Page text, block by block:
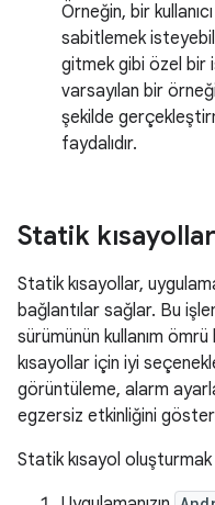
Örneğin, bir
sabitlemek
gitmek gibi özel bir
varsayılan bir
şekilde
faydalıdır.
Statik
Statik kısayollar,
bağlantılar sağlar. Bu
sürümünün kullanım
kısayollar için iyi
görüntüleme, alarm
egzersiz etkinliğini
Statik kısayol oluşturmak